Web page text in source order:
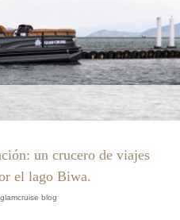
un crucero de viajes
el lago Biwa.
glamcruise blog